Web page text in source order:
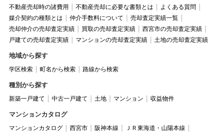
不動産売却時の諸費用
不動産売却に必要な書類とは
よくある質問
媒介契約の種類とは
仲介手数料について
売却査定実績一覧
売却仲介の売却査定実績
買取の売却査定実績
西宮市の売却査定実績
戸建ての売却査定実績
マンションの売却査定実績 土地の売却査定実績
地域から探す
学区検索 町名から検索 路線から検索
種別から探す
新築一戸建て 中古一戸建て 土地 マンション 収益物件
マンションカタログ
マンションカタログ 西宮市 阪神本線
ＪＲ東海道・山陽本線